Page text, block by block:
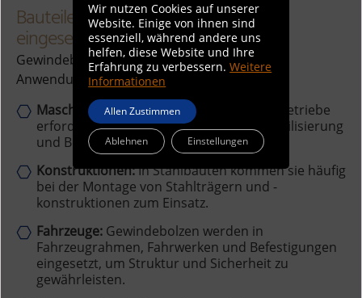
Bauteile, in denen Gewindebolzen
eingesetzt werden
Gewindebolzen finden in einer Vielzahl von
Anwendungen Verwendung, darunter:
Maschinenteile:Motoren, Pumpen und Getriebe
erfordern häufig Gewindebolzen zur Stabilisierung
und Befestigung.
Konstruktionen:In Stahlbauten kommen sie häufig
bei der Montage von Stahlträgern und -
konstruktionen zum Einsatz.
Fahrzeuge: Gewindebolzen werden in
Fahrzeugrahmen, Fahrwerken und Befestigungen
eingesetzt, um Struktur und Sicherheit zu
gewährleisten.
Wir nutzen Cookies auf unserer
Website. Einige von ihnen sind
essenziell, während andere uns
helfen, diese Website und Ihre
Erfahrung zu verbessern.Weitere
Informationen
Allen Zustimmen
Ablehnen Einstellungen